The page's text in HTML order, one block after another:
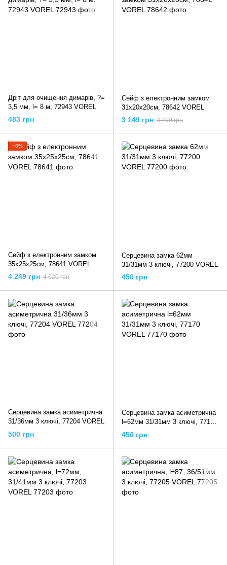
Дріт для очищення димарів, ?=
3,5 мм, l= 8 м, 72943 VOREL
483 грн
Сейф з електронним замком
31х20х20см, 78642 VOREL
3 149 грн 3 400 грн
−8%
Сейф з електронним замком
35х25х25см, 78641 VOREL
4 249 грн 4 620 грн
Серцевина замка 62мм
31/31мм 3 ключі, 77200 VOREL
450 грн
Серцевина замка асиметрична
31/36мм 3 ключі, 77204 VOREL
500 грн
Серцевина замка асиметрична
l=62мм 31/31мм 3 ключі, 77170
VOREL
450 грн